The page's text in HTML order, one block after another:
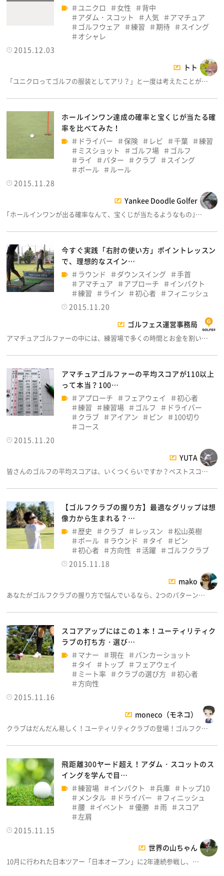
ユニクロ
女性
背中
アダム・スコット
人気
アマチュア
ゴルフウェア
練習 期待
スイング
オシャレ
2015.12.03
トト
「ユニクロってゴルフの服装としてアリ？」と一度は考えたことが…
ホールインワン達成の確率と宝くじが当たる確
率を比べてみた！
ドライバー
保険 レビ 千葉
練習
ミスショット
ゴルフ場
ゴルフ
ライ
パター クラブ
スイング
ボール
ルール
2015.11.28
Yankee Doodle Golfer
｢ホールインワンが出る確率なんて、宝くじが当たるようなもの｣…
今すぐ実践「右肘の使い方」ポイントレッスン
で、理想的なスイン…
ラウンド
ダウンスイング
手首
アマチュア
アプローチ
インパクト
練習
ライン 初心者
フィニッシュ
2015.11.20
ゴルフェス運営事務局
アマチュアゴルファーの中には、練習場で多くの時間とお金を割い…
アマチュアゴルファーの平均スコアが110以上
って本当？100…
アプローチ
フェアウェイ
初心者
練習
練習場 ゴルフ
ドライバー
クラブ
アイアン ピン
100切り
コース
2015.11.20
YUTA
皆さんのゴルフの平均スコアは、いくつくらいですか？ベストスコ…
【ゴルフクラブの握り方】最適なグリップは想
像力から生まれる？…
歴史
クラブ レッスン
松山英樹
ボール
ラウンド タイ
ピン
初心者
方向性 活躍
ゴルフクラブ
2015.11.18
mako
あなたがゴルフクラブの握り方で悩んでいるなら、2つのパターン…
スコアアップにはこの１本！ユーティリティク
ラブの打ち方・選び…
マナー
現在
バンカーショット
タイ
トップ
フェアウェイ
ミート率
クラブの選び方
初心者
方向性
2015.11.16
moneco（モネコ）
クラブはだんだん易しく！ユーティリティクラブの登場！ゴルフク…
飛距離300ヤード超え！アダム・スコットのス
イングを学んで目…
練習場
インパクト 兵庫
トップ10
メンタル
ドライバー
フィニッシュ
腰
イベント 優勝 雨
スコア
左肩
2015.11.15
世界の山ちゃん
10月に行われた日本ツアー「日本オープン」に2年連続参戦し、…